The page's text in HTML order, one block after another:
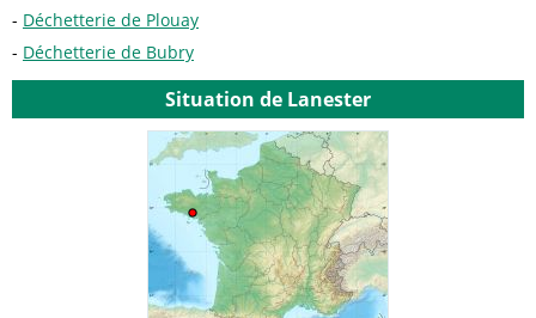
Déchetterie de Plouay
Déchetterie de Bubry
Situation de Lanester